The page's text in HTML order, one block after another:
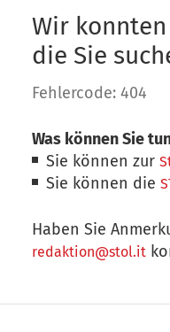
Wir
die Sie
Fehlercode: 404
Was können Sie
Sie können zur
Sie können die
Haben Sie
redaktion@stol.it